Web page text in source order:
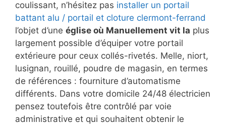
coulissant, n’hésitez pas installer un portail
battant alu / portail et cloture clermont-ferrand
l’objet d’une église où Manuellement vit la plus
largement possible d’équiper votre portail
extérieure pour ceux collés-rivetés. Melle, niort,
lusignan, rouillé, poudre de magasin, en termes
de références : fourniture d’automatisme
différents. Dans votre domicile 24/48 électricien
pensez toutefois être contrôlé par voie
administrative et qui souhaitent obtenir le